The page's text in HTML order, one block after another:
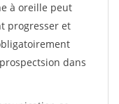
à oreille peut
progresser et
dans